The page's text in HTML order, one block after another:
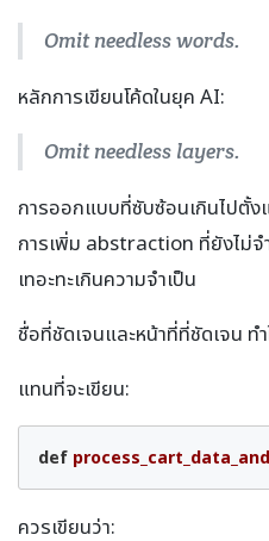
Omit needless words.
หลักการเขียนโค้ดในยุค AI:
Omit needless layers.
การออกแบบที่ซับซ้อนเกินไปตั้
การเพิ่ม abstraction ที่ยังไม่จ
เทอะทะเกินความจำเป็น
ชื่อที่ชัดเจนและหน้าที่ที่ชัดเจน ท
แทนที่จะเขียน:
def
ควรเขียนว่า: